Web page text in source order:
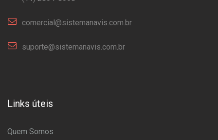
comercial@sistemanavis.com.br
suporte@sistemanavis.com.br
Links úteis
Quem Somos